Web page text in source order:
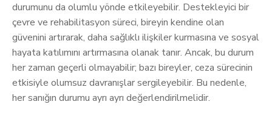
durumunu da olumlu yönde etkileyebilir. Destekleyici bir
çevre ve rehabilitasyon süreci, bireyin kendine olan
güvenini artırarak, daha sağlıklı ilişkiler kurmasına ve sosyal
hayata katılımını artırmasına olanak tanır. Ancak, bu durum
her zaman geçerli olmayabilir; bazı bireyler, ceza sürecinin
etkisiyle olumsuz davranışlar sergileyebilir. Bu nedenle,
her sanığın durumu ayrı ayrı değerlendirilmelidir.